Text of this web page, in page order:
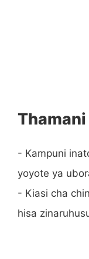
Thamani
- Kampuni
yoyote ya
- Kiasi cha
hisa